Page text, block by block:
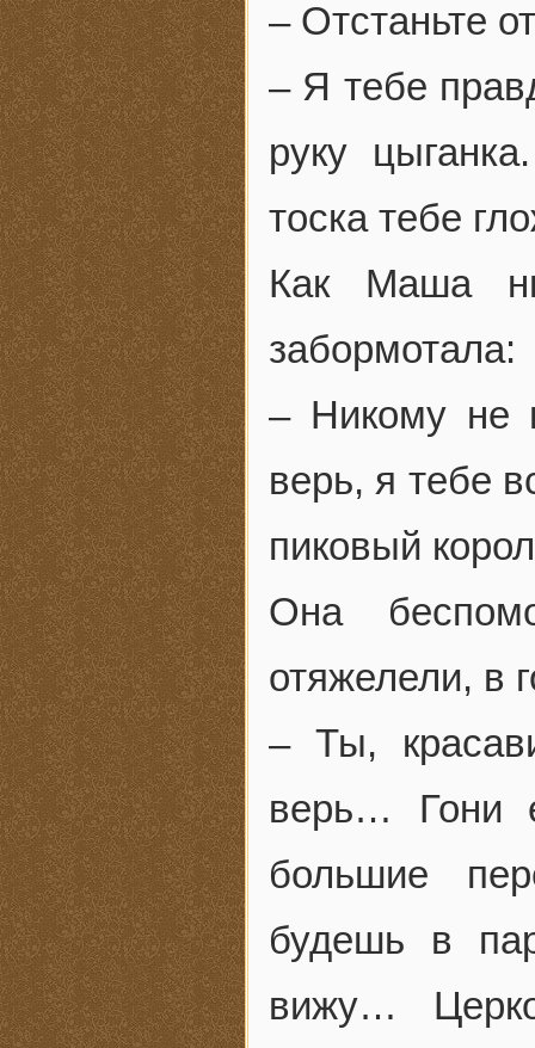
– Отстаньте
– Я тебе
руку
тоска тебе
Как Маша
забормотала:
– Никому не
верь, я тебе
пиковый
Она
отяжелели, в
– Ты,
верь… Гони
большие
будешь в
вижу…